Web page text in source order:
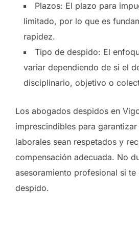
Plazos: El plazo para
limitado, por lo que es
rapidez.
Tipo de despido: El
variar dependiendo de si el
disciplinario, objetivo o
Los abogados despidos en
imprescindibles para
laborales sean respetados y
compensación adecuada. No
asesoramiento profesional si te
despido.